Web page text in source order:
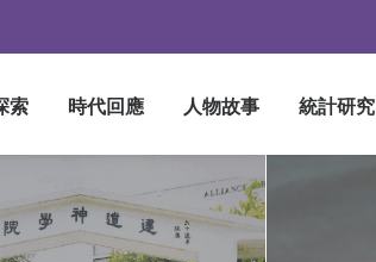
索 時代回應 人物故事 統計研究